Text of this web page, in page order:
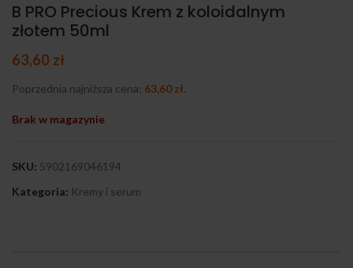
B PRO Precious Krem z koloidalnym
złotem 50ml
63,60 zł
Poprzednia najniższa cena: 63,60zł.
Brak w magazynie
SKU: 5902169046194
Kategoria: Kremy i serum